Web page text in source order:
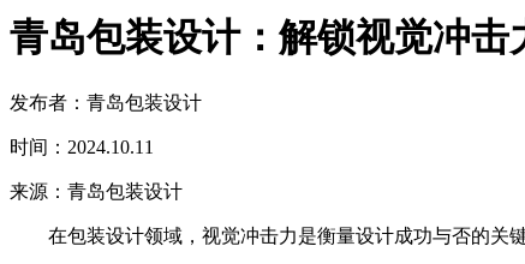
青岛包装设计：解锁视觉冲击
发布者：青岛包装设计
时间：2024.10.11
来源：青岛包装设计
在包装设计领域，视觉冲击力是衡量设计成功与否的关